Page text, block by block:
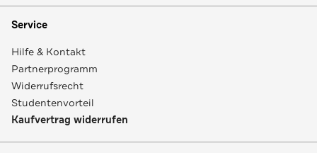
Service
Hilfe & Kontakt
Partnerprogramm
Widerrufsrecht
Studentenvorteil
Kaufvertrag widerrufen